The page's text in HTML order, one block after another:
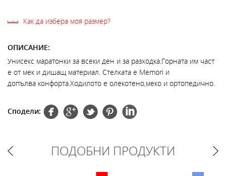
Как да избера моя размер?
ОПИСАНИЕ:
Унисекс маратонки за всеки ден и за разходка.Горната им част
е от мек и дишащ материал. Стелката е Memori и
допълва конфорта.Ходилото е олекотено,меко и ортопедично.
Сподели:
ПОДОБНИ ПРОДУКТИ